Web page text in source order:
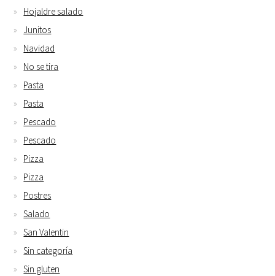
Hojaldre salado
Junitos
Navidad
No se tira
Pasta
Pasta
Pescado
Pescado
Pizza
Pizza
Postres
Salado
San Valentin
Sin categoría
Sin gluten